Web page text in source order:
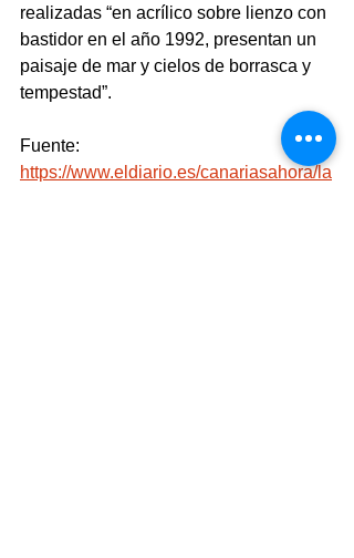
realizadas “en acrílico sobre lienzo con
bastidor en el año 1992, presentan un
paisaje de mar y cielos de borrasca y
tempestad”.
Fuente:
https://www.eldiario.es/canariasahora/la